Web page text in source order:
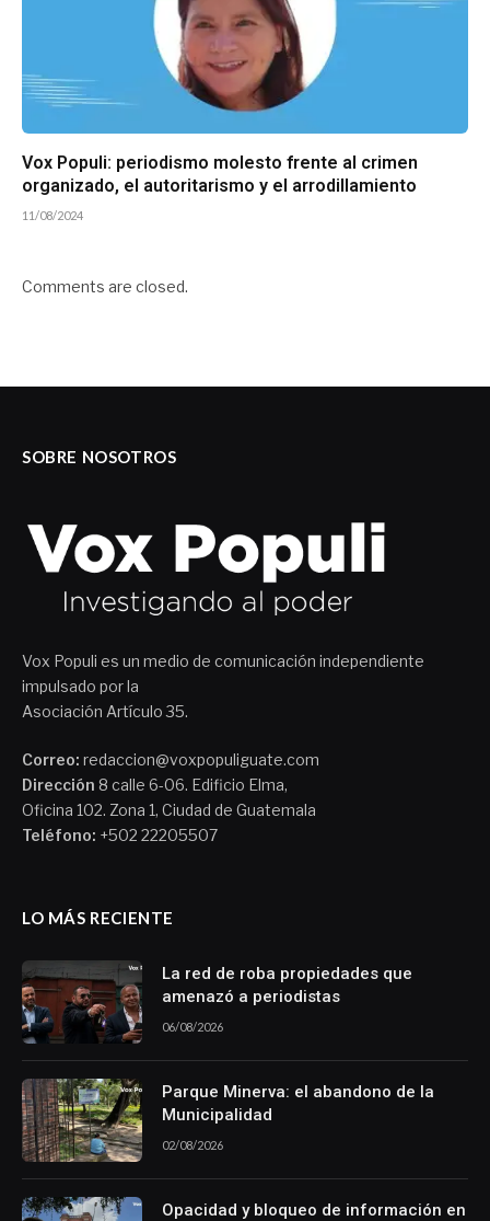
Vox Populi: periodismo molesto frente al crimen
organizado, el autoritarismo y el arrodillamiento
11/08/2024
Comments are closed.
SOBRE NOSOTROS
Vox Populi es un medio de comunicación independiente
impulsado por la
Asociación Artículo 35.
Correo: redaccion@voxpopuliguate.com
Dirección 8 calle 6-06. Edificio Elma,
Oficina 102. Zona 1, Ciudad de Guatemala
Teléfono: +502 22205507
LO MÁS RECIENTE
La red de roba propiedades que
amenazó a periodistas
06/08/2026
Parque Minerva: el abandono de la
Municipalidad
02/08/2026
Opacidad y bloqueo de información en